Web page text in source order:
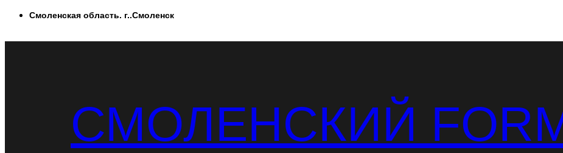
ПерейтиСмоленская область. г..Смоленск
СМОЛЕНСКИЙ